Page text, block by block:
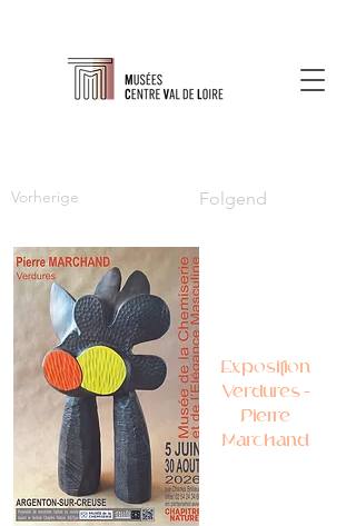
Vorherige Folgend
Exposition
Verdures –
Pierre
Marchand